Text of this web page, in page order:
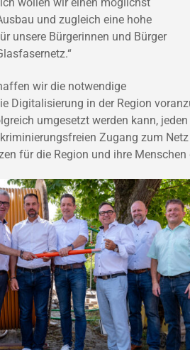
und zugleich eine hohe
unsere Bürgerinnen und Bürger
wir die notwendige
Digitalisierung in der Region
umgesetzt werden kann,
Zugang zum
für die Region und ihre